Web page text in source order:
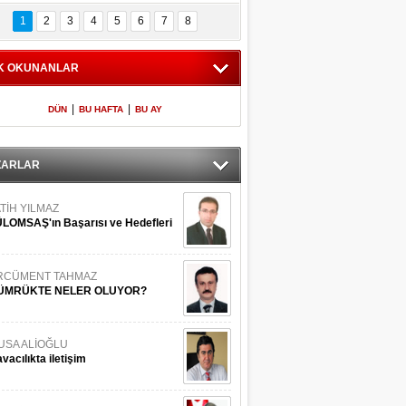
İstanbul
Adaları
600 milletvekilinin
listesi
1 2 3 4 5 6 7 8
OKUNANLAR
DÜN BU HAFTA BU AY
YILMAZ
Başarısı ve Hedefleri
TAHMAZ
NELER OLUYOR?
ALİOĞLU
iletişim